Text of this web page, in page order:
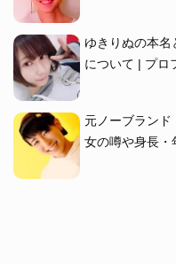
ゆきりぬの本
について | プロ
元ノーブランド
女の噂や身長・